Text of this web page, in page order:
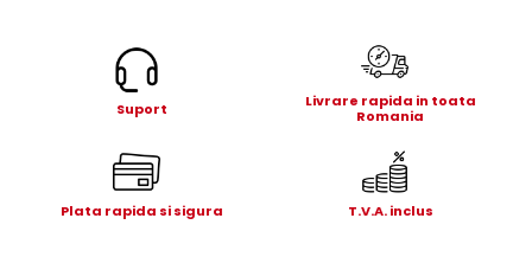
Motoare electrice si pompe
Role, bucse si bolturi
Cilindru hidraulic si burduf
ANTEO
Suport
Livrare rapida in toata
Romania
Plata rapida si sigura T.V.A. inclus